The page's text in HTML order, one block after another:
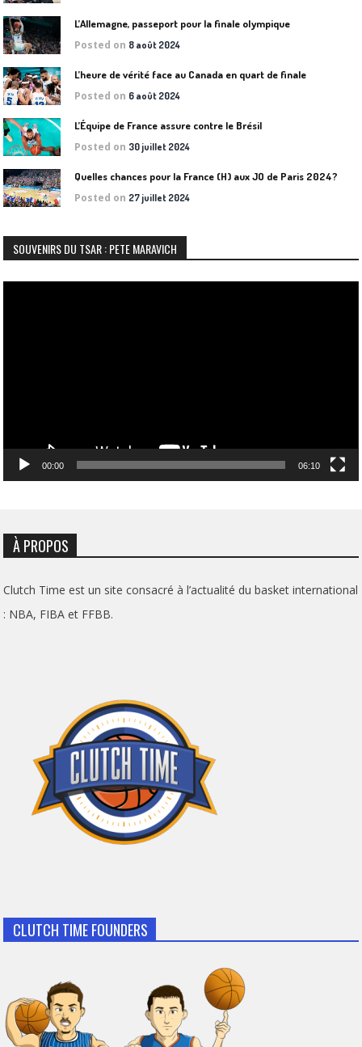
L’Allemagne, passeport pour la finale olympique
Posted on 8 août 2024
L’heure de vérité face au Canada en quart de finale
Posted on 6 août 2024
L’Équipe de France assure contre le Brésil
Posted on 30 juillet 2024
Quelles chances pour la France (H) aux JO de Paris 2024?
Posted on 27 juillet 2024
SOUVENIRS DU TSAR : PETE MARAVICH
00:00 06:10
À PROPOS
Clutch Time est un site consacré à l’actualité du basket international
: NBA, FIBA et FFBB.
CLUTCH TIME FOUNDERS